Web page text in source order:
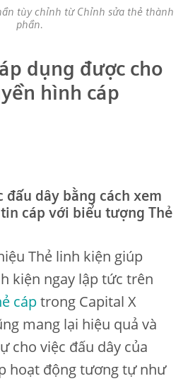
tùy chỉnh từ Chỉnh sửa thẻ thành
phần.
dụng được cho
hình cáp
dây bằng cách xem
cáp với biểu tượng Thẻ
Thẻ linh kiện giúp
kiện ngay lập tức trên
cáptrong Capital X
mang lại hiệu quả và
cho việc đấu dây của
hoạt động tương tự như